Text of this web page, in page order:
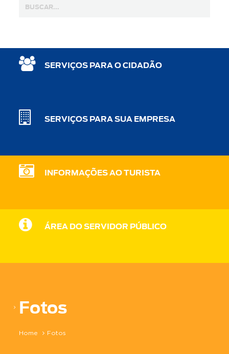
SERVIÇOS PARA O CIDADÃO
SERVIÇOS PARA SUA EMPRESA
INFORMAÇÕES AO TURISTA
ÁREA DO SERVIDOR PÚBLICO
Fotos
Home Fotos